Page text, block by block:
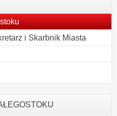
i Skarbnik Miasta